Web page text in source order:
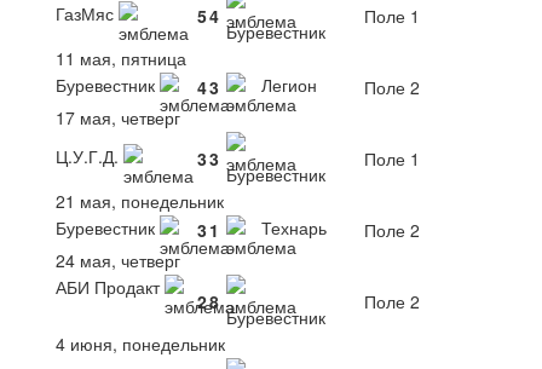
ГазМяс
54
Буревестник
Поле 1
11 мая, пятница
Буревестник
43 Легион
Поле 2
17 мая, четверг
Ц.У.Г.Д.
33
Буревестник
Поле 1
21 мая, понедельник
Буревестник
31 Технарь
Поле 2
24 мая, четверг
АБИ Продакт
28
Буревестник
Поле 2
4 июня, понедельник